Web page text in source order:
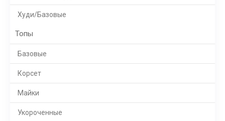
Худи/Базовые
Топы
Базовые
Корсет
Майки
Укороченные